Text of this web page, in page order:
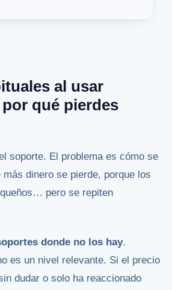
al usar
qué pierdes
soporte. El problema es cómo se
más dinero se pierde, porque los
pero se repiten
donde no los hay.
es un nivel relevante. Si el precio
dudar o solo ha reaccionado